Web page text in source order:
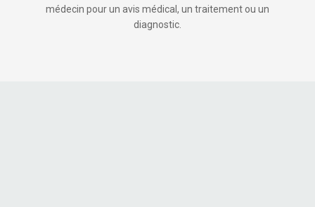
médecin pour un avis médical, un traitement ou un
diagnostic.